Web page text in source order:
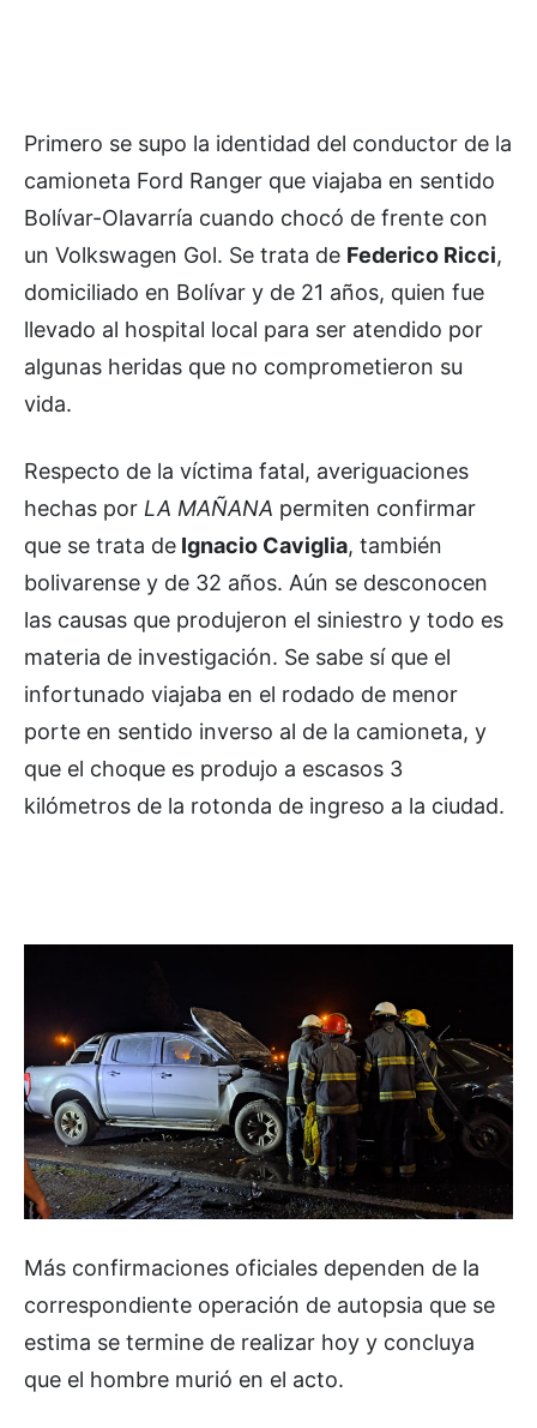
Primero se supo la identidad del conductor de la
camioneta Ford Ranger que viajaba en sentido
Bolívar-Olavarría cuando chocó de frente con
un Volkswagen Gol. Se trata de Federico Ricci,
domiciliado en Bolívar y de 21 años, quien fue
llevado al hospital local para ser atendido por
algunas heridas que no comprometieron su
vida.
Respecto de la víctima fatal, averiguaciones
hechas por LA MAÑANA permiten confirmar
que se trata de Ignacio Caviglia, también
bolivarense y de 32 años. Aún se desconocen
las causas que produjeron el siniestro y todo es
materia de investigación. Se sabe sí que el
infortunado viajaba en el rodado de menor
porte en sentido inverso al de la camioneta, y
que el choque es produjo a escasos 3
kilómetros de la rotonda de ingreso a la ciudad.
Más confirmaciones oficiales dependen de la
correspondiente operación de autopsia que se
estima se termine de realizar hoy y concluya
que el hombre murió en el acto.